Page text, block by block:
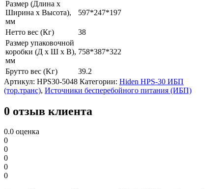
Размер (Длина x
Ширина x Высота),
мм
597*247*197
Нетто вес (Кг)
38
Размер упаковочной
коробки (Д x Ш x В),
мм
758*387*322
Брутто вес (Kг)
39.2
Артикул: HPS30-5048 Категории: Hiden HPS-30 ИБП
(тор.транс), Источники бесперебойного питания (ИБП)
0 отзыв клиента
0.0 оценка
0
0
0
0
0